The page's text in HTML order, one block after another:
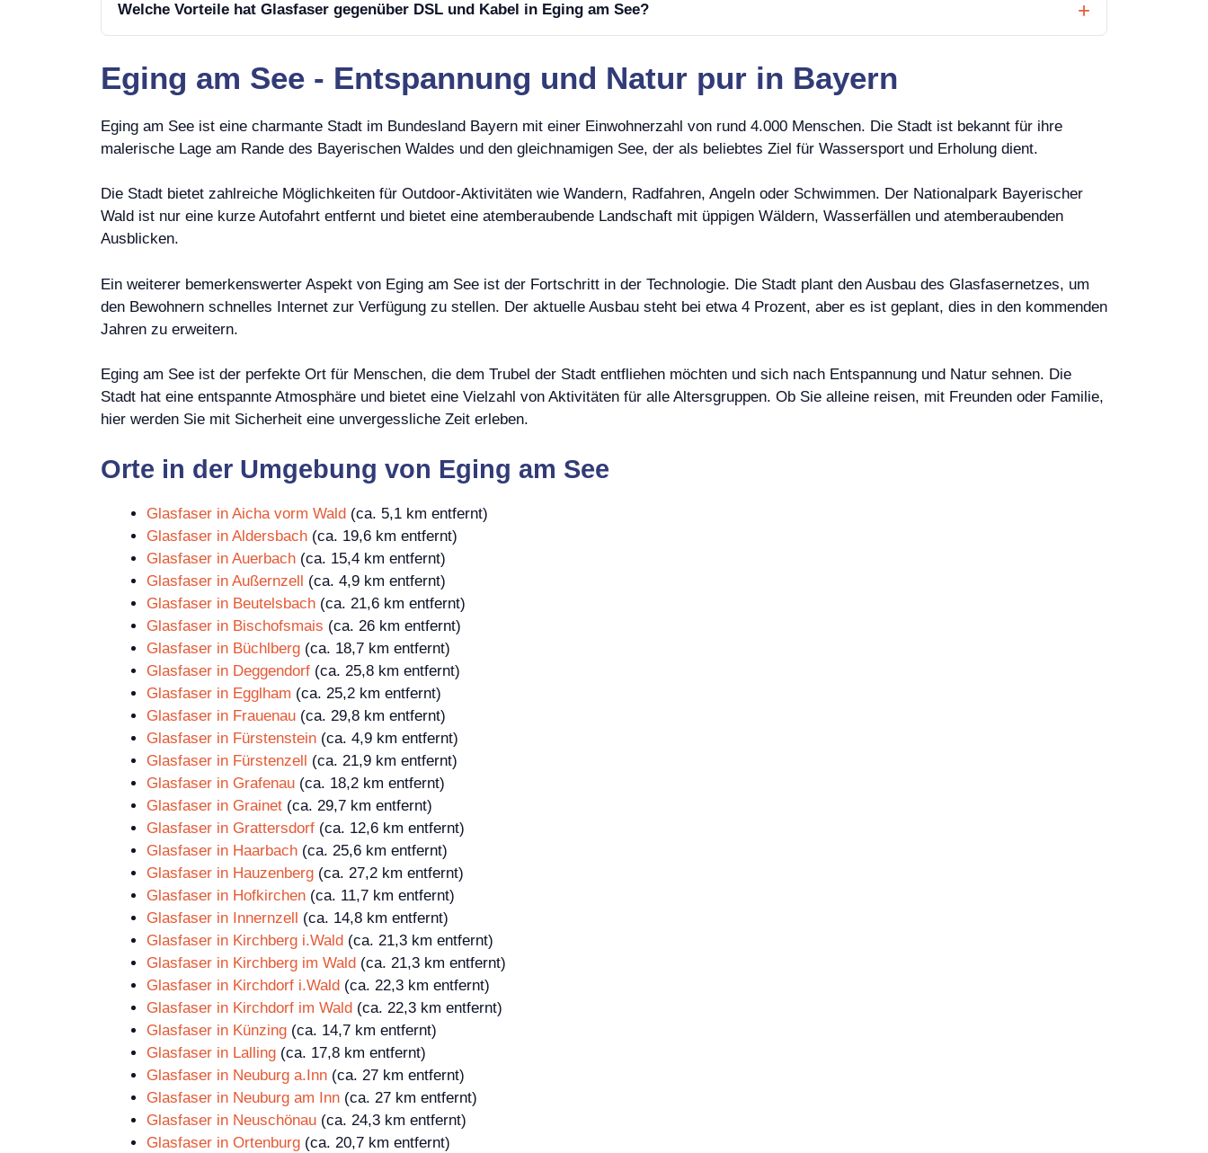
Welche Vorteile hat Glasfaser gegenüber DSL und Kabel in Eging am See?
Eging am See - Entspannung und Natur pur in Bayern
Eging am See ist eine charmante Stadt im Bundesland Bayern mit einer Einwohnerzahl von rund 4.000 Menschen. Die Stadt ist bekannt für ihre
malerische Lage am Rande des Bayerischen Waldes und den gleichnamigen See, der als beliebtes Ziel für Wassersport und Erholung dient.
Die Stadt bietet zahlreiche Möglichkeiten für Outdoor-Aktivitäten wie Wandern, Radfahren, Angeln oder Schwimmen. Der Nationalpark Bayerischer
Wald ist nur eine kurze Autofahrt entfernt und bietet eine atemberaubende Landschaft mit üppigen Wäldern, Wasserfällen und atemberaubenden
Ausblicken.
Ein weiterer bemerkenswerter Aspekt von Eging am See ist der Fortschritt in der Technologie. Die Stadt plant den Ausbau des Glasfasernetzes, um
den Bewohnern schnelles Internet zur Verfügung zu stellen. Der aktuelle Ausbau steht bei etwa 4 Prozent, aber es ist geplant, dies in den kommenden
Jahren zu erweitern.
Eging am See ist der perfekte Ort für Menschen, die dem Trubel der Stadt entfliehen möchten und sich nach Entspannung und Natur sehnen. Die
Stadt hat eine entspannte Atmosphäre und bietet eine Vielzahl von Aktivitäten für alle Altersgruppen. Ob Sie alleine reisen, mit Freunden oder Familie,
hier werden Sie mit Sicherheit eine unvergessliche Zeit erleben.
Orte in der Umgebung von Eging am See
Glasfaser in Aicha vorm Wald (ca. 5,1 km entfernt)
Glasfaser in Aldersbach (ca. 19,6 km entfernt)
Glasfaser in Auerbach (ca. 15,4 km entfernt)
Glasfaser in Außernzell (ca. 4,9 km entfernt)
Glasfaser in Beutelsbach (ca. 21,6 km entfernt)
Glasfaser in Bischofsmais (ca. 26 km entfernt)
Glasfaser in Büchlberg (ca. 18,7 km entfernt)
Glasfaser in Deggendorf (ca. 25,8 km entfernt)
Glasfaser in Egglham (ca. 25,2 km entfernt)
Glasfaser in Frauenau (ca. 29,8 km entfernt)
Glasfaser in Fürstenstein (ca. 4,9 km entfernt)
Glasfaser in Fürstenzell (ca. 21,9 km entfernt)
Glasfaser in Grafenau (ca. 18,2 km entfernt)
Glasfaser in Grainet (ca. 29,7 km entfernt)
Glasfaser in Grattersdorf (ca. 12,6 km entfernt)
Glasfaser in Haarbach (ca. 25,6 km entfernt)
Glasfaser in Hauzenberg (ca. 27,2 km entfernt)
Glasfaser in Hofkirchen (ca. 11,7 km entfernt)
Glasfaser in Innernzell (ca. 14,8 km entfernt)
Glasfaser in Kirchberg i.Wald (ca. 21,3 km entfernt)
Glasfaser in Kirchberg im Wald (ca. 21,3 km entfernt)
Glasfaser in Kirchdorf i.Wald (ca. 22,3 km entfernt)
Glasfaser in Kirchdorf im Wald (ca. 22,3 km entfernt)
Glasfaser in Künzing (ca. 14,7 km entfernt)
Glasfaser in Lalling (ca. 17,8 km entfernt)
Glasfaser in Neuburg a.Inn (ca. 27 km entfernt)
Glasfaser in Neuburg am Inn (ca. 27 km entfernt)
Glasfaser in Neuschönau (ca. 24,3 km entfernt)
Glasfaser in Ortenburg (ca. 20,7 km entfernt)